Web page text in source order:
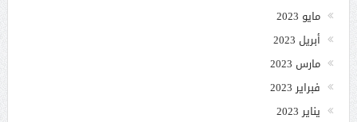
مايو 2023
أبريل 2023
مارس 2023
فبراير 2023
يناير 2023